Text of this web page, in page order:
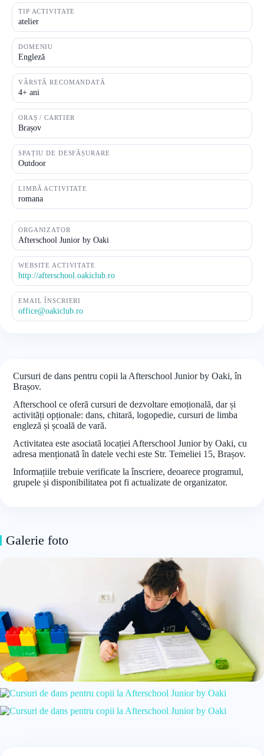
TIP ACTIVITATE
atelier
DOMENIU
Engleză
VÂRSTĂ RECOMANDATĂ
4+ ani
ORAȘ / CARTIER
Brașov
SPAȚIU DE DESFĂȘURARE
Outdoor
LIMBĂ ACTIVITATE
romana
ORGANIZATOR
Afterschool Junior by Oaki
WEBSITE ACTIVITATE
http://afterschool.oakiclub.ro
EMAIL ÎNSCRIERI
office@oakiclub.ro
Cursuri de dans pentru copii la Afterschool Junior by Oaki, în
Brașov.
Afterschool ce oferă cursuri de dezvoltare emoțională, dar și
activități opționale: dans, chitară, logopedie, cursuri de limba
engleză și școală de vară.
Activitatea este asociată locației Afterschool Junior by Oaki, cu
adresa menționată în datele vechi este Str. Temeliei 15, Brașov.
Informațiile trebuie verificate la înscriere, deoarece programul,
grupele și disponibilitatea pot fi actualizate de organizator.
Galerie foto